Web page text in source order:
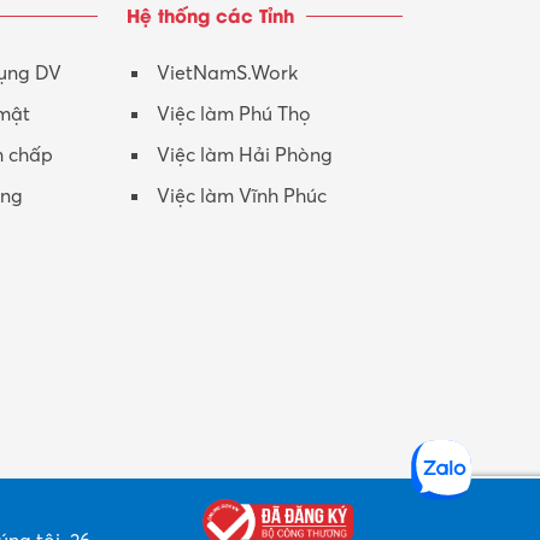
Nhân viên CSKH
Phục vụ khác
Promotion Girl (PG)
DV
chấp
Hệ thống các Tỉnh
VietNamS.Work
Việc làm Phú Thọ
Việc làm Hải Phòng
Việc làm Vĩnh Phúc